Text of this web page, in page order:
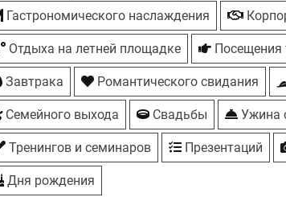
Профессиональный свет
Собственная выпечка
ТВ-плазмы
Гастрономического наслаждения
Отдыха на летней площадке Посещения
Завтрака Романтического свидания
Семейного выхода Свадьбы Ужина
Тренингов и семинаров Презентаций
Дня рождения